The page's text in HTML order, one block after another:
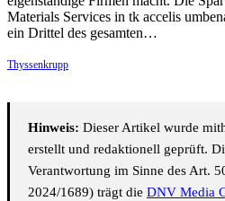
Materials Services in tk accelis
ein Drittel des gesamten…
Thyssenkrupp
Hinweis: Dieser Artikel wurde
erstellt und redaktionell geprüft.
Verantwortung im Sinne des Art.
2024/1689) trägt die DNV Media